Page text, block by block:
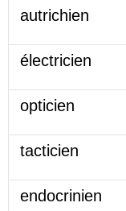
autrichien
électricien
opticien
tacticien
endocrinien